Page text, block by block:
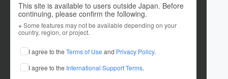
This site is available to users outside Japan. Before
continuing, please confirm the following.
※ Some features may not be available depending on your
country, region, or project.
I agree to the Terms of Use and Privacy Policy.
I agree to the International Support Terms.
KAMAKURA COWORKING
プロジェクトオーナー
これまでに12回支援して1件のプロジェクトを投稿しています